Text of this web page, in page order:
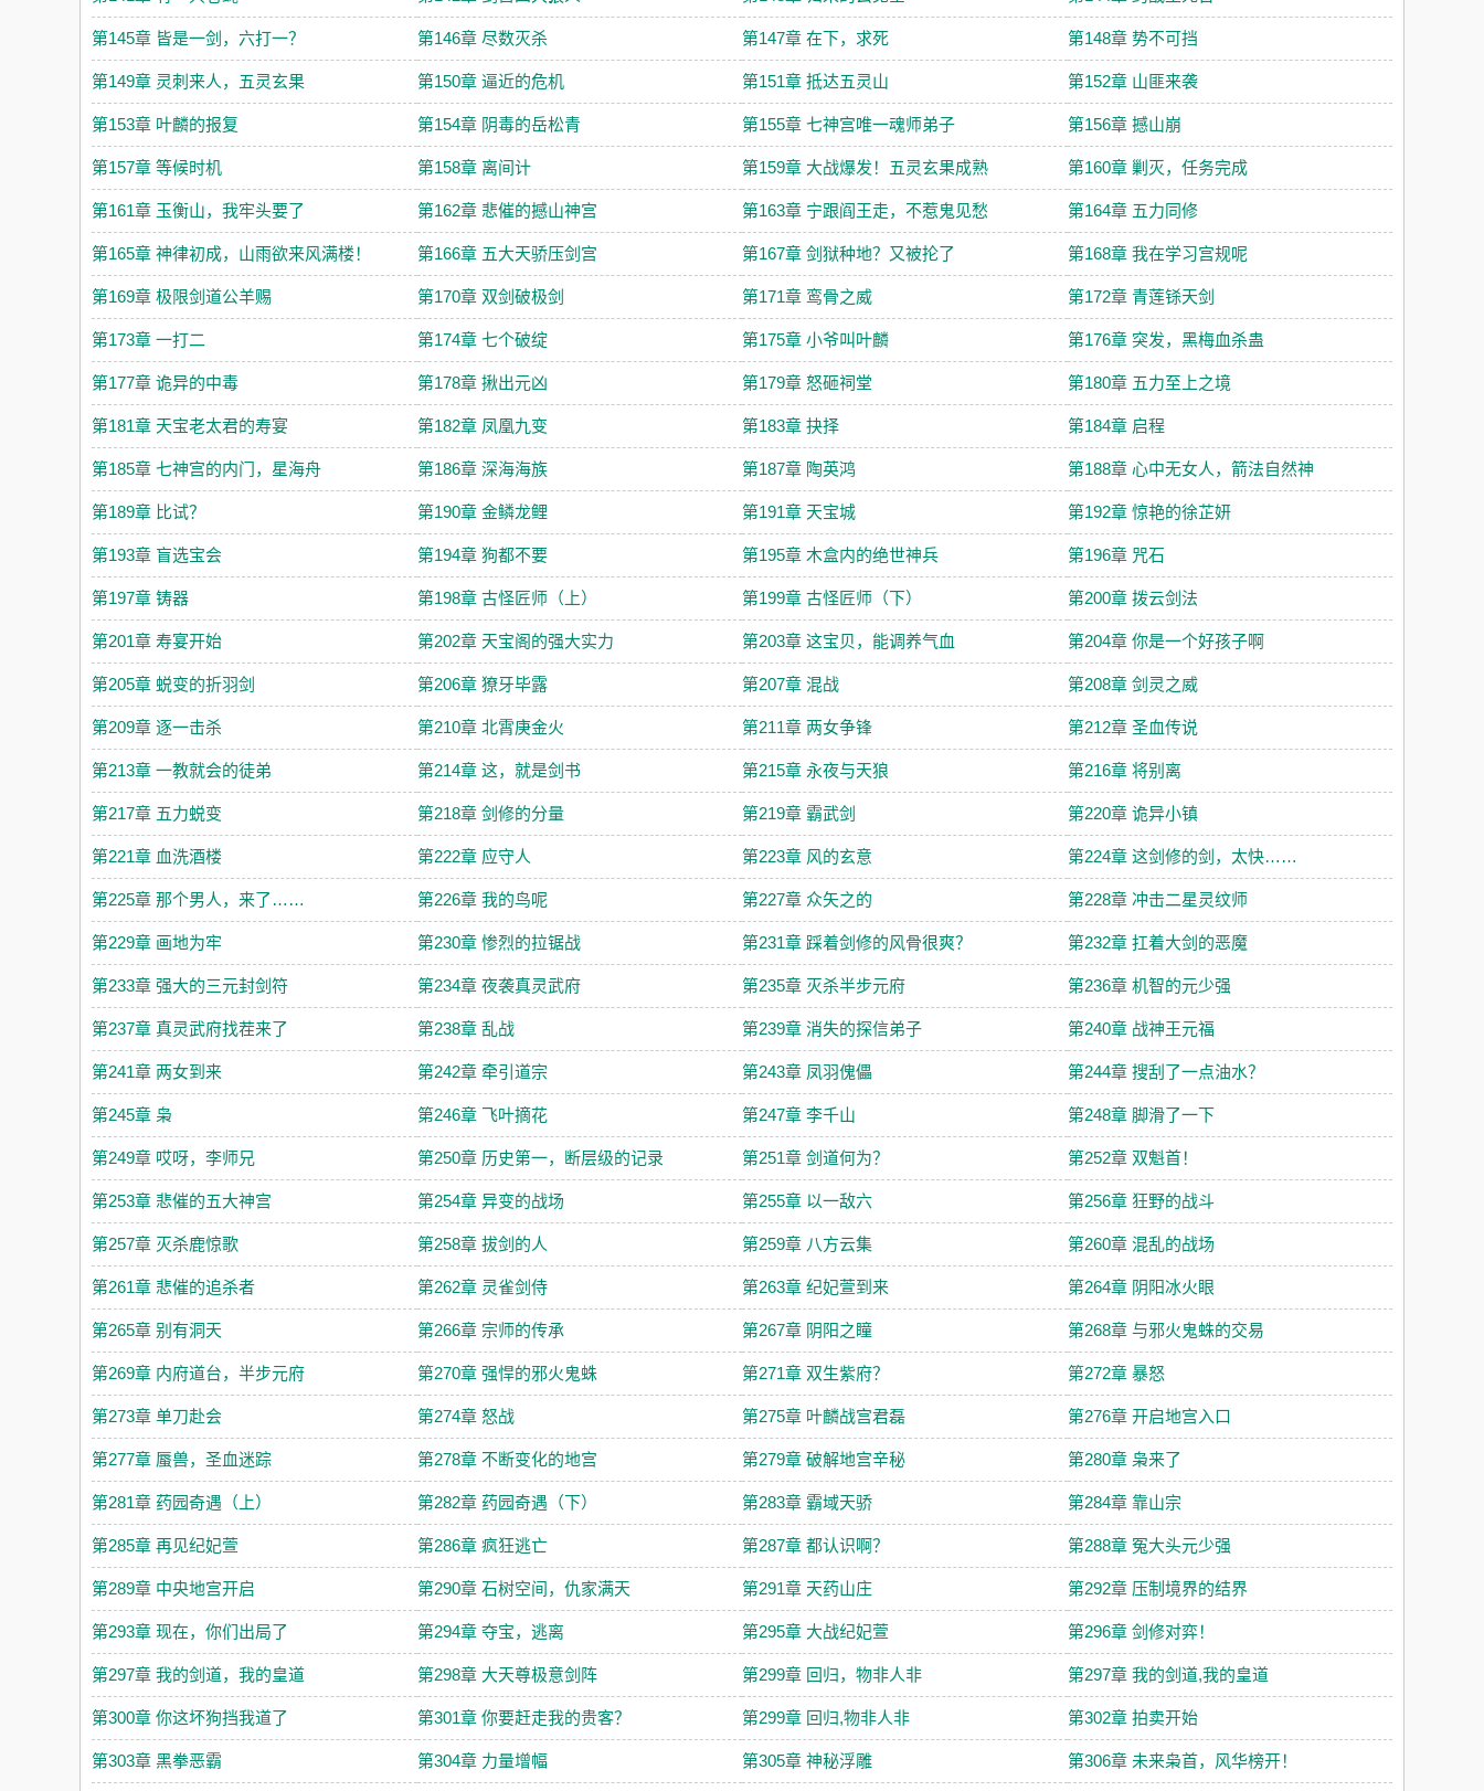
第145章 皆是一剑，六打一？ 第146章 尽数灭杀 第147章 在下，求死 第148章 势不可挡
第149章 灵刺来人，五灵玄果 第150章 逼近的危机 第151章 抵达五灵山 第152章 山匪来袭
第153章 叶麟的报复 第154章 阴毒的岳松青 第155章 七神宫唯一魂师弟子 第156章 撼山崩
第157章 等候时机 第158章 离间计 第159章 大战爆发！五灵玄果成熟 第160章 剿灭，任务完成
第161章 玉衡山，我牢头要了 第162章 悲催的撼山神宫 第163章 宁跟阎王走，不惹鬼见愁 第164章 五力同修
第165章 神律初成，山雨欲来风满楼！ 第166章 五大天骄压剑宫 第167章 剑狱种地？又被抡了 第168章 我在学习宫规呢
第169章 极限剑道公羊赐 第170章 双剑破极剑 第171章 鸾骨之威 第172章 青莲铩天剑
第173章 一打二 第174章 七个破绽 第175章 小爷叫叶麟 第176章 突发，黑梅血杀蛊
第177章 诡异的中毒 第178章 揪出元凶 第179章 怒砸祠堂 第180章 五力至上之境
第181章 天宝老太君的寿宴 第182章 凤凰九变 第183章 抉择 第184章 启程
第185章 七神宫的内门，星海舟 第186章 深海海族 第187章 陶英鸿 第188章 心中无女人，箭法自然神
第189章 比试？ 第190章 金鳞龙鲤 第191章 天宝城 第192章 惊艳的徐芷妍
第193章 盲选宝会 第194章 狗都不要 第195章 木盒内的绝世神兵 第196章 咒石
第197章 铸器 第198章 古怪匠师（上） 第199章 古怪匠师（下） 第200章 拨云剑法
第201章 寿宴开始 第202章 天宝阁的强大实力 第203章 这宝贝，能调养气血 第204章 你是一个好孩子啊
第205章 蜕变的折羽剑 第206章 獠牙毕露 第207章 混战 第208章 剑灵之威
第209章 逐一击杀 第210章 北霄庚金火 第211章 两女争锋 第212章 圣血传说
第213章 一教就会的徒弟 第214章 这，就是剑书 第215章 永夜与天狼 第216章 将别离
第217章 五力蜕变 第218章 剑修的分量 第219章 霸武剑 第220章 诡异小镇
第221章 血洗酒楼 第222章 应守人 第223章 风的玄意 第224章 这剑修的剑，太快……
第225章 那个男人，来了…… 第226章 我的鸟呢 第227章 众矢之的 第228章 冲击二星灵纹师
第229章 画地为牢 第230章 惨烈的拉锯战 第231章 踩着剑修的风骨很爽？ 第232章 扛着大剑的恶魔
第233章 强大的三元封剑符 第234章 夜袭真灵武府 第235章 灭杀半步元府 第236章 机智的元少强
第237章 真灵武府找茬来了 第238章 乱战 第239章 消失的探信弟子 第240章 战神王元福
第241章 两女到来 第242章 牵引道宗 第243章 凤羽傀儡 第244章 搜刮了一点油水？
第245章 枭 第246章 飞叶摘花 第247章 李千山 第248章 脚滑了一下
第249章 哎呀，李师兄 第250章 历史第一，断层级的记录 第251章 剑道何为？ 第252章 双魁首！
第253章 悲催的五大神宫 第254章 异变的战场 第255章 以一敌六 第256章 狂野的战斗
第257章 灭杀鹿惊歌 第258章 拔剑的人 第259章 八方云集 第260章 混乱的战场
第261章 悲催的追杀者 第262章 灵雀剑侍 第263章 纪妃萱到来 第264章 阴阳冰火眼
第265章 别有洞天 第266章 宗师的传承 第267章 阴阳之瞳 第268章 与邪火鬼蛛的交易
第269章 内府道台，半步元府 第270章 强悍的邪火鬼蛛 第271章 双生紫府？ 第272章 暴怒
第273章 单刀赴会 第274章 怒战 第275章 叶麟战宫君磊 第276章 开启地宫入口
第277章 蜃兽，圣血迷踪 第278章 不断变化的地宫 第279章 破解地宫辛秘 第280章 枭来了
第281章 药园奇遇（上） 第282章 药园奇遇（下） 第283章 霸域天骄 第284章 靠山宗
第285章 再见纪妃萱 第286章 疯狂逃亡 第287章 都认识啊？ 第288章 冤大头元少强
第289章 中央地宫开启 第290章 石树空间，仇家满天 第291章 天药山庄 第292章 压制境界的结界
第293章 现在，你们出局了 第294章 夺宝，逃离 第295章 大战纪妃萱 第296章 剑修对弈！
第297章 我的剑道，我的皇道 第298章 大天尊极意剑阵 第299章 回归，物非人非 第297章 我的剑道,我的皇道
第300章 你这坏狗挡我道了 第301章 你要赶走我的贵客？ 第299章 回归,物非人非 第302章 拍卖开始
第303章 黑拳恶霸 第304章 力量增幅 第305章 神秘浮雕 第306章 未来枭首，风华榜开！